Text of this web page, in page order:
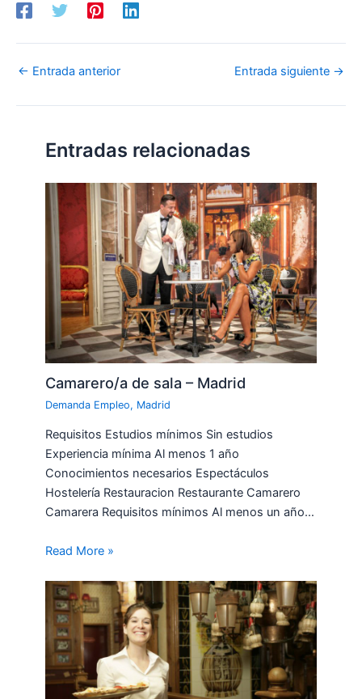
← Entrada anterior Entrada siguiente →
Entradas relacionadas
Camarero/a de sala – Madrid
Demanda Empleo, Madrid
Requisitos Estudios mínimos Sin estudios
Experiencia mínima Al menos 1 año
Conocimientos necesarios Espectáculos
Hostelería Restauracion Restaurante Camarero
Camarera Requisitos mínimos Al menos un año…
Read More »